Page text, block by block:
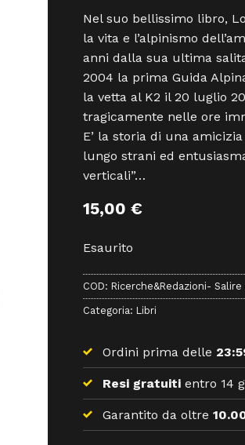
Nel suo bellissimo libro,
la vita e l’alpinismo
anni dalla sua ultima
2004 la prima Guida
la vetta al K2 il 20 luglio
tragicamente nelle ore
E’ la storia di una
lungo strani ed
verticali”…
15,00 €
Esaurito
COD: Ricerche&Redazioni-
Categoria: Libri
Ordini prima delle
Resi gratuitientro 14
Garantito da oltre